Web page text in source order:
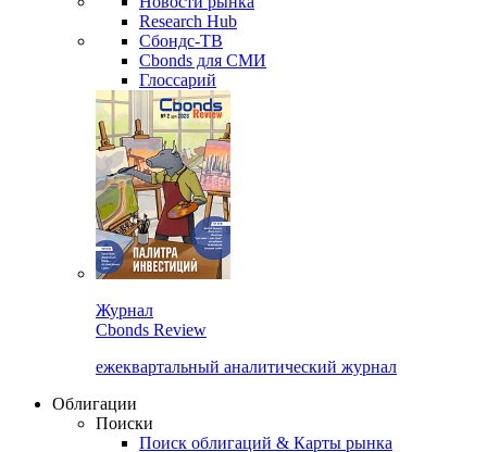
Новости & Research Hub
Новости рынка
Research Hub
Сбондс-ТВ
Cbonds для СМИ
Глоссарий
Cbonds Review
ежеквартальный аналитический журнал